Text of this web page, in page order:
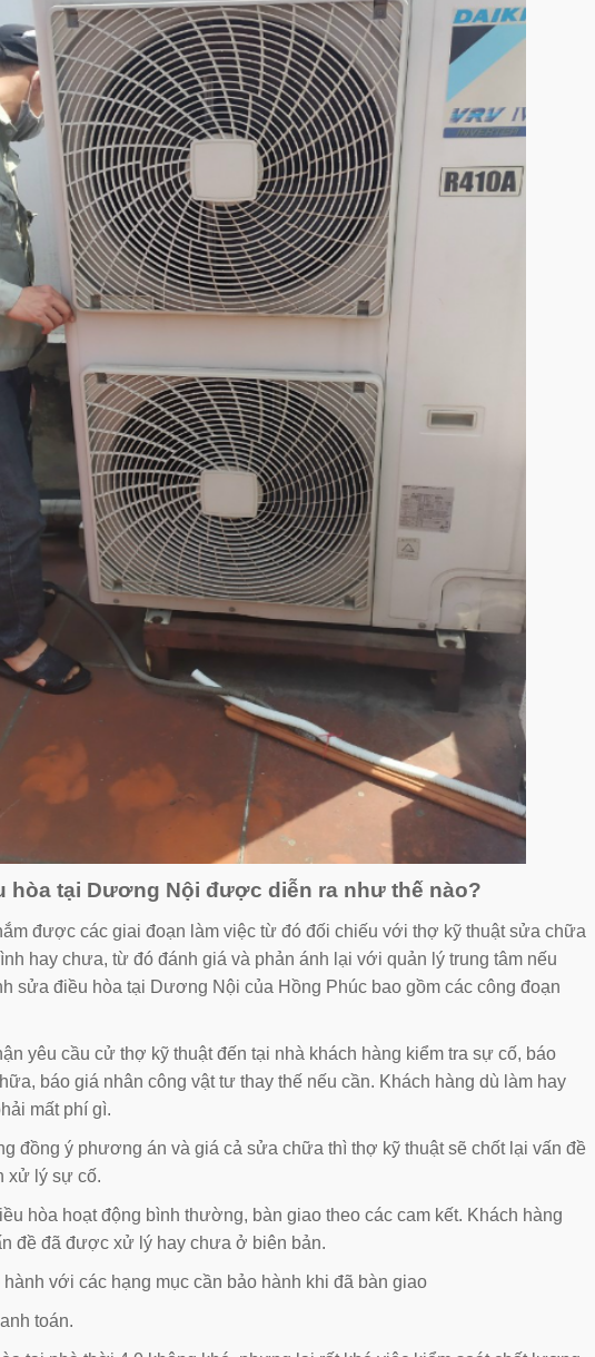
hòa tại Dương Nội được diễn ra như thế nào?
được các giai đoạn làm việc từ đó đối chiếu với thợ kỹ thuật sửa chữa
hay chưa, từ đó đánh giá và phản ánh lại với quản lý trung tâm nếu
sửa điều hòa tại Dương Nội của Hồng Phúc bao gồm các công đoạn
yêu cầu cử thợ kỹ thuật đến tại nhà khách hàng kiểm tra sự cố, báo
báo giá nhân công vật tư thay thế nếu cần. Khách hàng dù làm hay
mất phí gì.
đồng ý phương án và giá cả sửa chữa thì thợ kỹ thuật sẽ chốt lại vấn đề
xử lý sự cố.
hòa hoạt động bình thường, bàn giao theo các cam kết. Khách hàng
đề đã được xử lý hay chưa ở biên bản.
với các hạng mục cần bảo hành khi đã bàn giao
toán.